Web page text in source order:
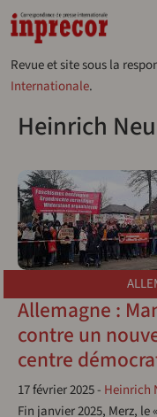
Aller au contenu principal
Revue et site sous la
Internationale.
Heinrich
Allemagne :
contre un
centre
17 février 2025- Heinrich
Fin janvier 2025, Merz,